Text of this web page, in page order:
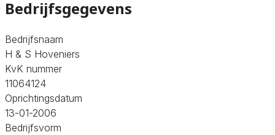
Bedrijfsgegevens
Bedrijfsnaam
H & S Hoveniers
KvK nummer
11064124
Oprichtingsdatum
13-01-2006
Bedrijfsvorm